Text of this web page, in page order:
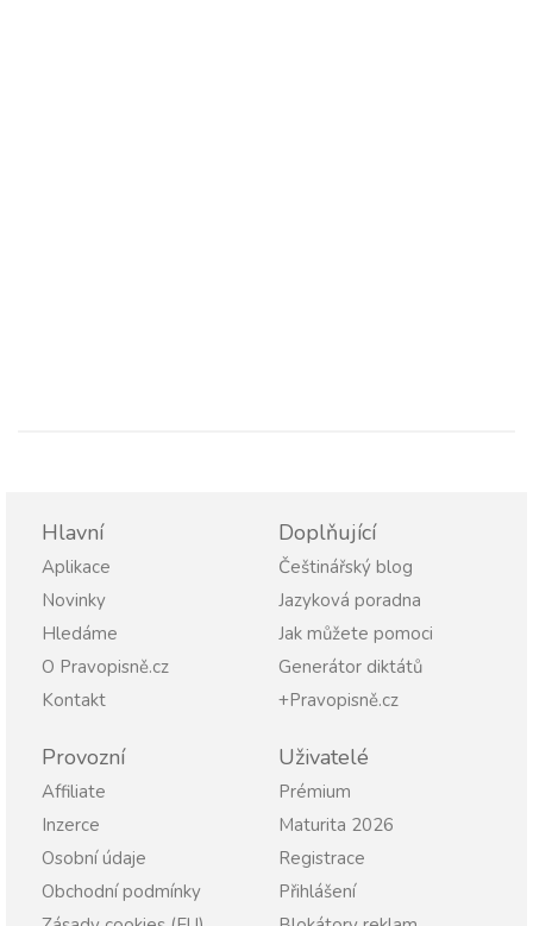
Hlavní
Aplikace
Novinky
Hledáme
O Pravopisně.cz
Kontakt
Doplňující
Češtinářský blog
Jazyková poradna
Jak můžete pomoci
Generátor diktátů
+Pravopisně.cz
Provozní
Affiliate
Inzerce
Osobní údaje
Obchodní podmínky
Uživatelé
Prémium
Maturita 2026
Registrace
Přihlášení